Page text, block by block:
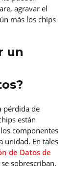
agravar el
más los chips
un
pérdida de
están
componentes
unidad. En tales
de Datos de
sobrescriban.